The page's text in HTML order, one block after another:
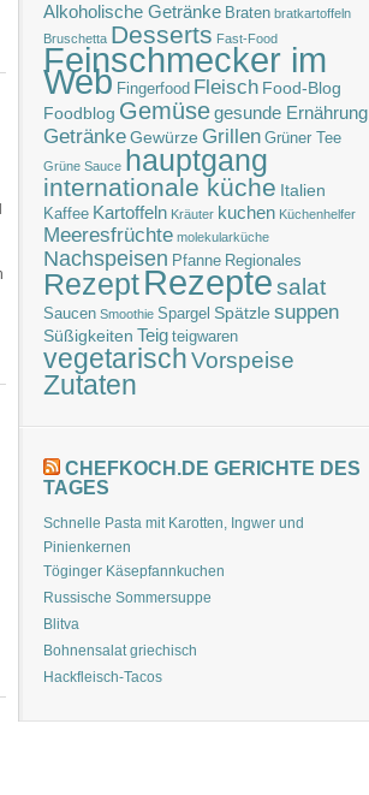
Alkoholische Getränke Braten bratkartoffeln
Bruschetta Desserts Fast-Food
Feinschmecker im
Web Fingerfood Fleisch Food-Blog
Foodblog Gemüsegesunde Ernährung
GetränkeGewürze Grillen Grüner Tee
Grüne Sauce hauptgang
internationale küche Italien
Kaffee Kartoffeln Kräuter kuchen Küchenhelfer
Meeresfrüchte molekularküche
Nachspeisen Pfanne Regionales
RezeptRezeptesalat
Saucen Smoothie Spargel Spätzle suppen
Süßigkeiten Teig teigwaren
vegetarischVorspeise
Zutaten
CHEFKOCH.DE GERICHTE DES
TAGES
Schnelle Pasta mit Karotten, Ingwer und
Pinienkernen
Töginger Käsepfannkuchen
Russische Sommersuppe
Blitva
Bohnensalat griechisch
Hackfleisch-Tacos